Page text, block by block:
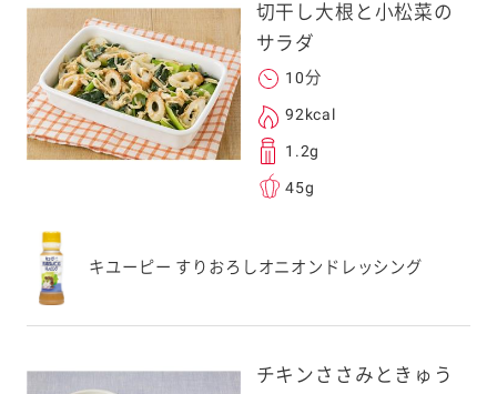
切干し大根と小松菜の
サラダ
10分
92kcal
1.2g
45g
キユーピー すりおろしオニオンドレッシング
チキンささみときゅう